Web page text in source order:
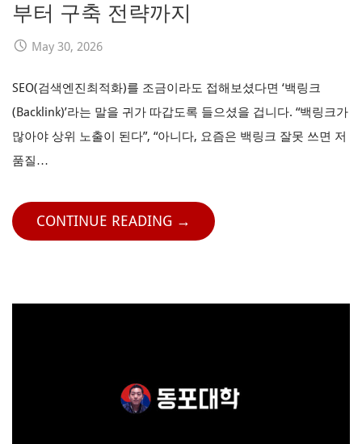
부터 구축 전략까지
May 30, 2026
SEO(검색엔진최적화)를 조금이라도 접해보셨다면 ‘백링크
(Backlink)’라는 말을 귀가 따갑도록 들으셨을 겁니다. “백링크가
많아야 상위 노출이 된다”, “아니다, 요즘은 백링크 잘못 쓰면 저
품질…
CONTINUE READING →